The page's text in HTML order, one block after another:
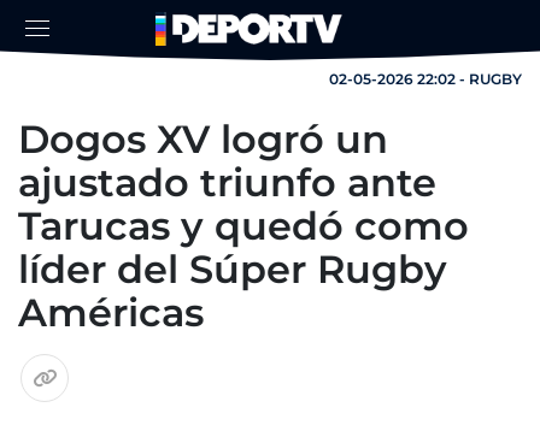
02-05-2026 22:02 - RUGBY
Dogos XV logró un
ajustado triunfo ante
Tarucas y quedó como
líder del Súper Rugby
Américas